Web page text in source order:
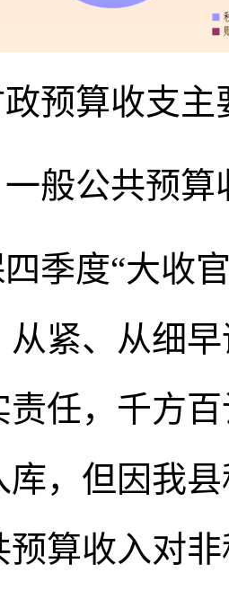
预算收支主
一般公共预
季度“大收
从紧、从细
责任，千方
库，但因我
预算收入对